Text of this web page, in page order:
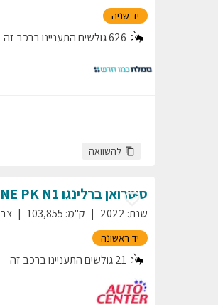
יד שניה
626גולשים התעניינו ברכב זה
להשוואה
סיטרואןברלינגוSHINE PK N1
שנת:
2022 ק"מ:
103,855
יד ראשונה
21גולשים התעניינו ברכב זה